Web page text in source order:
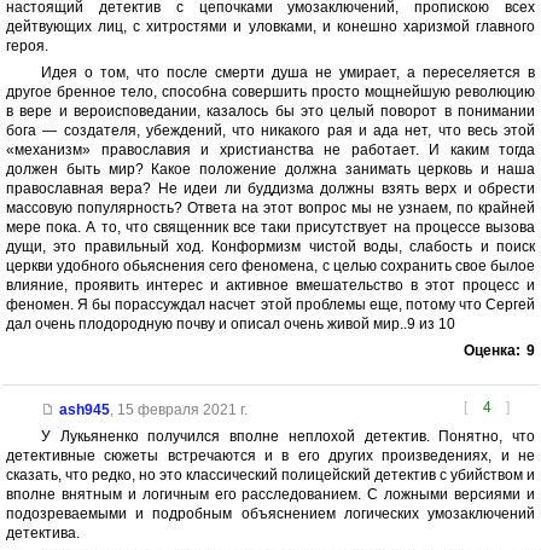
настоящий детектив с цепочками умозаключений, пропискою всех
дейтвующих лиц, с хитростями и уловками, и конешно харизмой главного
героя.
Идея о том, что после смерти душа не умирает, а переселяется в
другое бренное тело, способна совершить просто мощнейшую революцию
в вере и вероисповедании, казалось бы это целый поворот в понимании
бога — создателя, убеждений, что никакого рая и ада нет, что весь этой
«механизм» православия и христианства не работает. И каким тогда
должен быть мир? Какое положение должна занимать церковь и наша
православная вера? Не идеи ли буддизма должны взять верх и обрести
массовую популярность? Ответа на этот вопрос мы не узнаем, по крайней
мере пока. А то, что священник все таки присутствует на процессе вызова
дущи, это правильный ход. Конформизм чистой воды, слабость и поиск
церкви удобного обьяснения сего феномена, с целью сохранить свое былое
влияние, проявить интерес и активное вмешательство в этот процесс и
феномен. Я бы порассуждал насчет этой проблемы еще, потому что Сергей
дал очень плодородную почву и описал очень живой мир..9 из 10
Оценка: 9
[ 4 ]
ash945, 15 февраля 2021 г.
У Лукьяненко получился вполне неплохой детектив. Понятно, что
детективные сюжеты встречаются и в его других произведениях, и не
сказать, что редко, но это классический полицейский детектив с убийством и
вполне внятным и логичным его расследованием. С ложными версиями и
подозреваемыми и подробным объяснением логических умозаключений
детектива.